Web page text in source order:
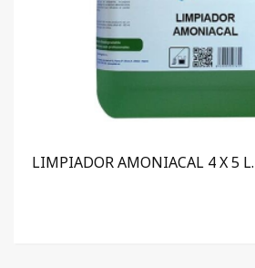
LIMPIADOR AMONIACAL 4 X 5 L.